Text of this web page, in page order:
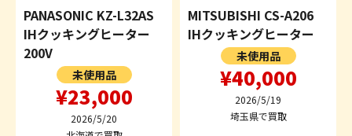
PANASONIC KZ-L32AS
IHクッキングヒーター
200V
未使用品
¥23,000
2026/5/20
MITSUBISHI CS-A206
IHクッキングヒーター
未使用品
¥40,000
2026/5/19
埼玉県で買取